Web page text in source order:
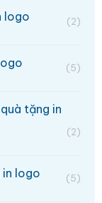
logo (2)
(5)
tặng in
(2)
in logo (5)